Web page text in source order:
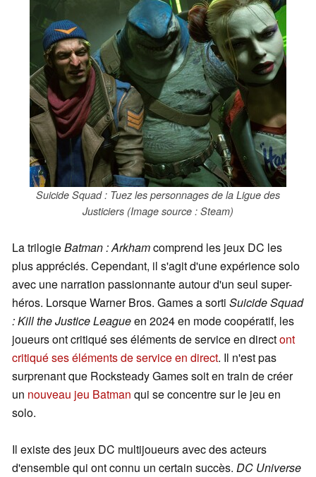
Suicide Squad : Tuez les personnages de la Ligue des
Justiciers (Image source : Steam)
La trilogieBatman : Arkhamcomprend les jeux DC les
plus appréciés. Cependant, il s'agit d'une expérience solo
avec une narration passionnante autour d'un seul super-
héros. Lorsque Warner Bros. Games a sorti Suicide Squad
: Kill the Justice Leagueen 2024 en mode coopératif, les
joueurs ont critiqué ses éléments de service en directont
critiqué ses éléments de service en direct. Il n'est pas
surprenant que Rocksteady Games soit en train de créer
un nouveau jeu Batman qui se concentre sur le jeu en
solo.
Il existe des jeux DC multijoueurs avec des acteurs
d'ensemble qui ont connu un certain succès. DC Universe